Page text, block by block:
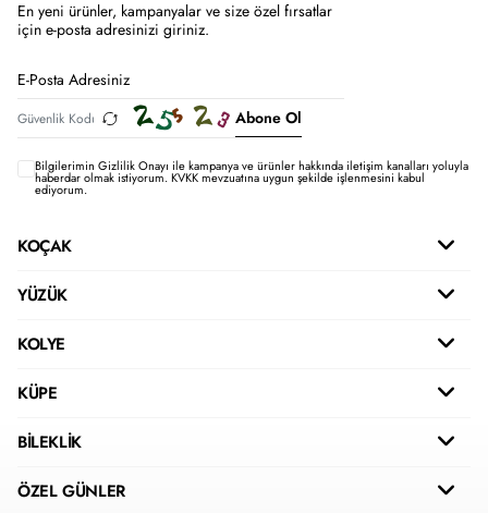
En yeni ürünler, kampanyalar ve size özel fırsatlar
için e-posta adresinizi giriniz.
Abone Ol
Bilgilerimin Gizlilik Onayı ile kampanya ve ürünler hakkında iletişim kanalları yoluyla
haberdar olmak istiyorum.KVKK mevzuatına uygun şekilde işlenmesini kabul
ediyorum.
KOÇAK
YÜZÜK
KOLYE
KÜPE
BİLEKLİK
ÖZEL GÜNLER